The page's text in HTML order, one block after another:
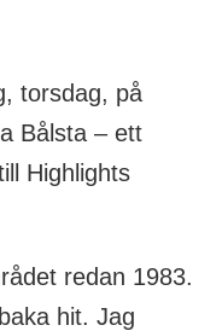
torsdag, på
Bålsta – ett
Highlights
redan 1983.
hit. Jag